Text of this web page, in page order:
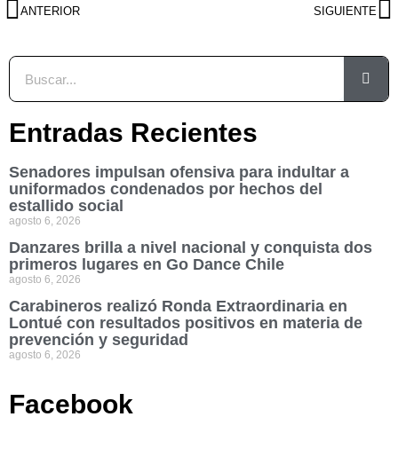
ANTERIOR SIGUIENTE
Entradas Recientes
Senadores impulsan ofensiva para indultar a
uniformados condenados por hechos del
estallido social
agosto 6, 2026
Danzares brilla a nivel nacional y conquista dos
primeros lugares en Go Dance Chile
agosto 6, 2026
Carabineros realizó Ronda Extraordinaria en
Lontué con resultados positivos en materia de
prevención y seguridad
agosto 6, 2026
Facebook